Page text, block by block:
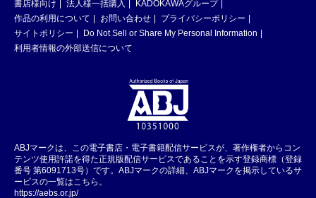
書店様向け
法人様一括購入
KADOKAWAグループ
作品の利用について
お問い合わせ
プライバシーポリシー
サイトポリシー
Do Not Sell or Share My Personal Information
利用者情報の外部送信について
ABJマークは、この電子書店・電子書籍配信サービスが、著作権者からコン
テンツ使用許諾を得た正規版配信サービスであることを示す登録商標（登録
番号 第6091713号）です。ABJマークの詳細、ABJマークを掲示しているサ
ービスの一覧はこちら。
https://aebs.or.jp/